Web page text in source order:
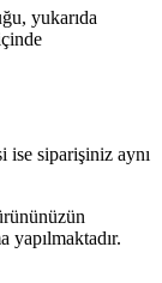
yukarıda
ise siparişiniz aynı
yapılmaktadır.